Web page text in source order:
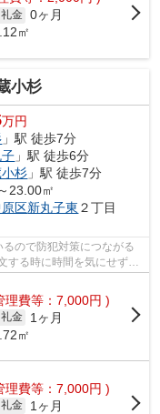
礼金 0ヶ月
㎡
小杉
万円
」駅 徒歩7分
」駅 徒歩6分
杉 」駅 徒歩7分
23.00㎡
区新丸子東 ２丁目
ので防犯対策につながる
する時に時間を気にせずに
理費等：7,000円 )
礼金
1ヶ月
㎡
理費等：7,000円 )
礼金
1ヶ月